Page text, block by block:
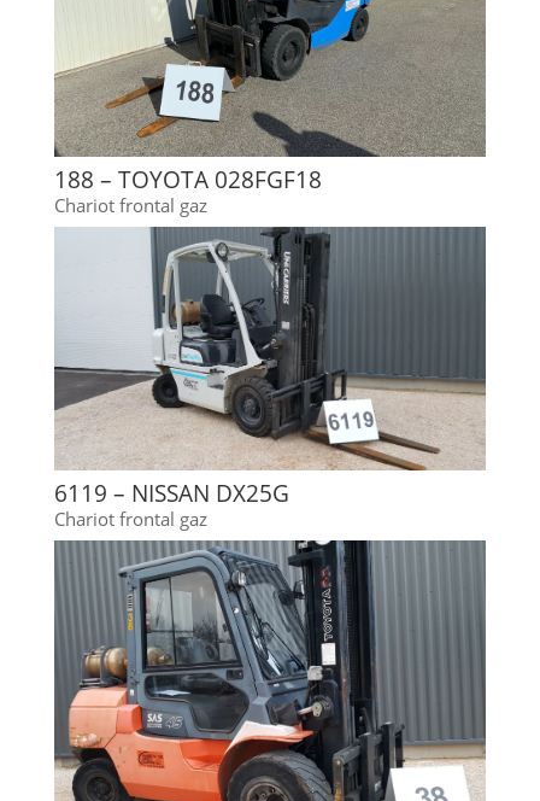
188 – TOYOTA 028FGF18
Chariot frontal gaz
6119 – NISSAN DX25G
Chariot frontal gaz